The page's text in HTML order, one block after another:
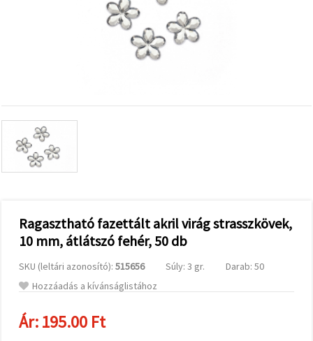
a
valamint
relevánsabb
tartalmat
hirdetéseket
analitikai és
marketingpartnereink
segítségével
Az "Összes
elfogadása"
gombra
elfogadhatja
az összes
Ragasztható fazettált akril virág strasszkövek,
10 mm, átlátszó fehér, 50 db
SKU (leltári azonosító): 515656 Súly: 3 gr.
Darab: 50
Hozzáadás a kívánságlistához
Ár:195.00 Ft